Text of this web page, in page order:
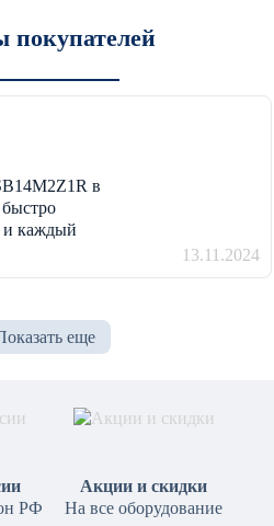
покупателей
в
и каждый
в своем
блоков
13.11.2024
еще
РФ
Акции и скидки
На все оборудование